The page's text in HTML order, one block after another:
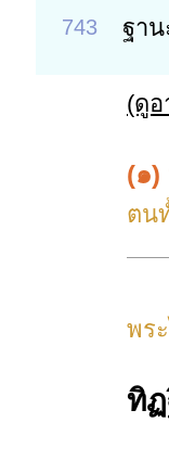
743
ฐา
(ดู
(๑
ตน
พร
ทิ